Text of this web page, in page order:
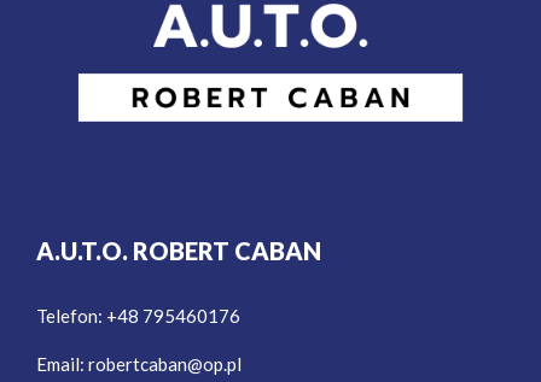
A.U.T.O. ROBERT CABAN
Telefon: +48 795460176
Email: robertcaban@op.pl